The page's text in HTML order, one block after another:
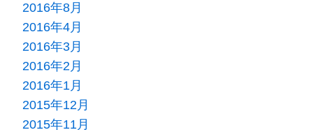
2016年8月
2016年4月
2016年3月
2016年2月
2016年1月
2015年12月
2015年11月